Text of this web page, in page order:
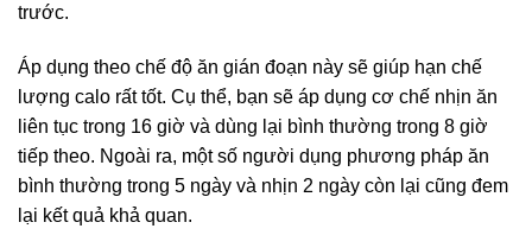
trước.
Áp dụng theo chế độ ăn gián đoạn này sẽ giúp hạn chế
lượng calo rất tốt. Cụ thể, bạn sẽ áp dụng cơ chế nhịn ăn
liên tục trong 16 giờ và dùng lại bình thường trong 8 giờ
tiếp theo. Ngoài ra, một số người dụng phương pháp ăn
bình thường trong 5 ngày và nhịn 2 ngày còn lại cũng đem
lại kết quả khả quan.